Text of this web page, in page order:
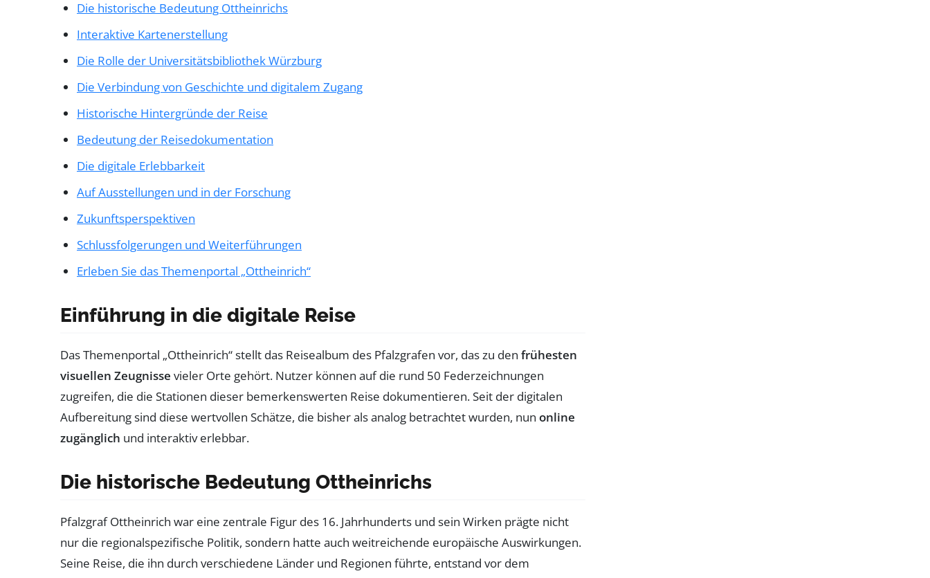
Die historische Bedeutung Ottheinrichs
Interaktive Kartenerstellung
Die Rolle der Universitätsbibliothek Würzburg
Die Verbindung von Geschichte und digitalem Zugang
Historische Hintergründe der Reise
Bedeutung der Reisedokumentation
Die digitale Erlebbarkeit
Auf Ausstellungen und in der Forschung
Zukunftsperspektiven
Schlussfolgerungen und Weiterführungen
Erleben Sie das Themenportal „Ottheinrich“
Einführung in die digitale Reise
Das Themenportal „Ottheinrich“ stellt das Reisealbum des Pfalzgrafen vor, das zu den frühesten
visuellen Zeugnisse vieler Orte gehört. Nutzer können auf die rund 50 Federzeichnungen
zugreifen, die die Stationen dieser bemerkenswerten Reise dokumentieren. Seit der digitalen
Aufbereitung sind diese wertvollen Schätze, die bisher als analog betrachtet wurden, nun online
zugänglich und interaktiv erlebbar.
Die historische Bedeutung Ottheinrichs
Pfalzgraf Ottheinrich war eine zentrale Figur des 16. Jahrhunderts und sein Wirken prägte nicht
nur die regionalspezifische Politik, sondern hatte auch weitreichende europäische Auswirkungen.
Seine Reise, die ihn durch verschiedene Länder und Regionen führte, entstand vor dem